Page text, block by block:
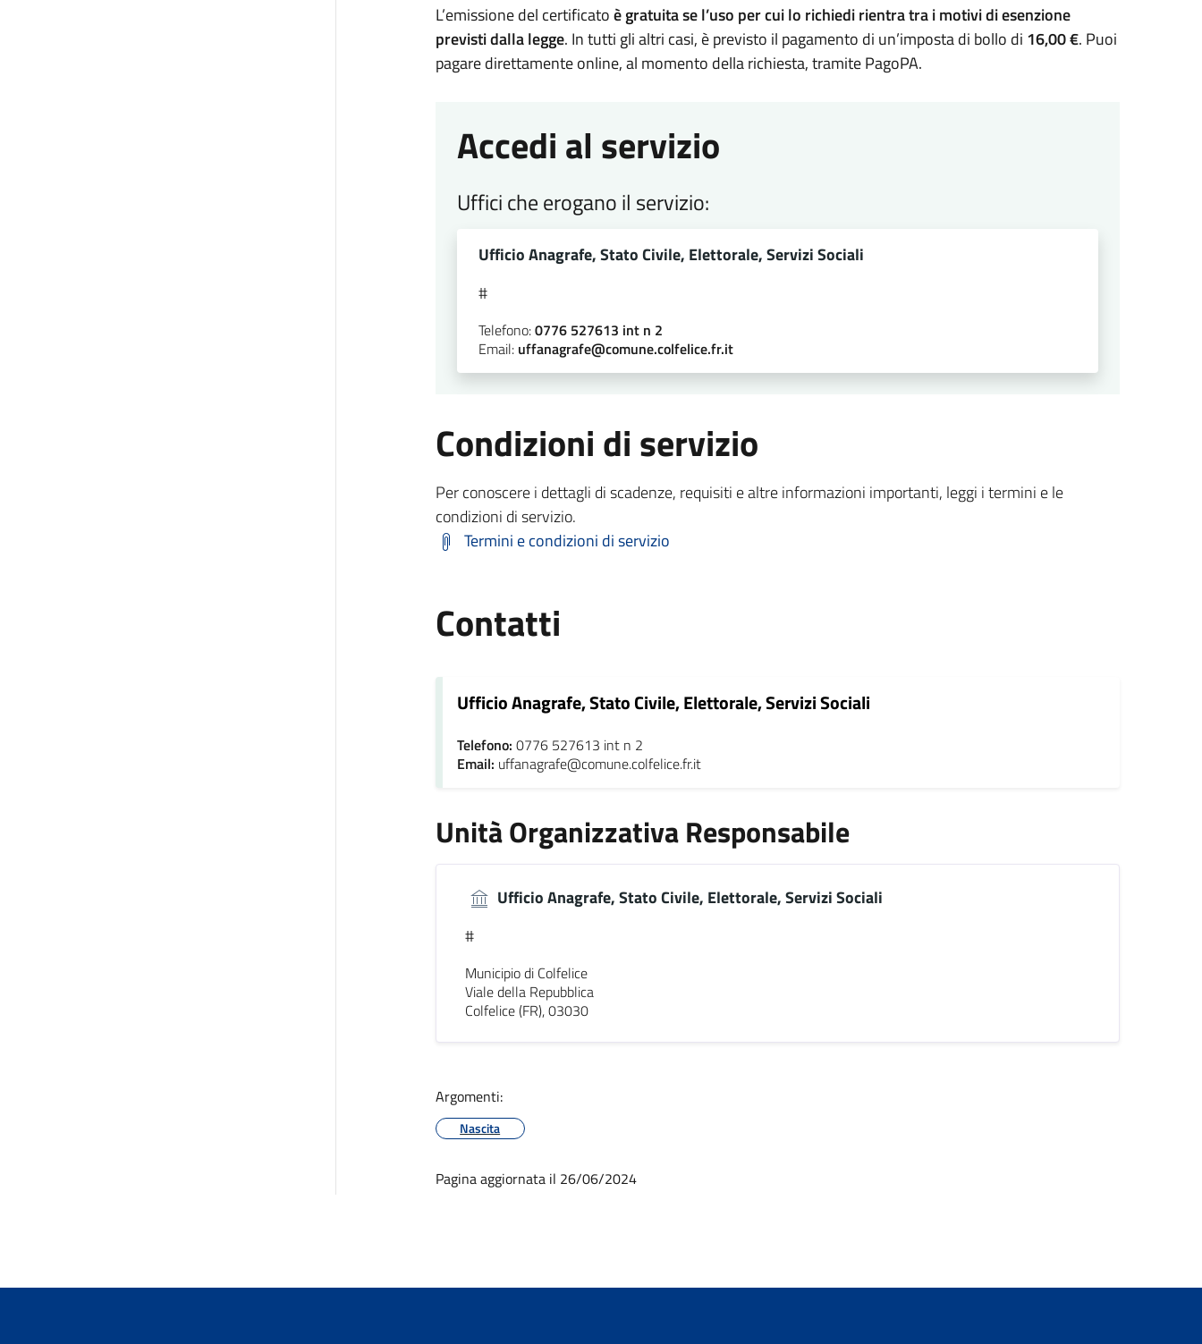
L’emissione del certificatoè gratuita se l’uso per cui lo richiedi rientra tra i motivi di esenzione
previsti dalla legge. In tutti gli altri casi, è previsto il pagamento di un’imposta di bollo di 16,00 €. Puoi
pagare direttamente online, al momento della richiesta, tramite PagoPA.
Accedi al servizio
Uffici che erogano il servizio:
Ufficio Anagrafe, Stato Civile, Elettorale, Servizi Sociali
#
Telefono:0776 527613 int n 2
Email: uffanagrafe@comune.colfelice.fr.it
Condizioni di servizio
Per conoscere i dettagli di scadenze, requisiti e altre informazioni importanti, leggi i termini e le
condizioni di servizio.
Termini e condizioni di servizio
Contatti
Ufficio Anagrafe, Stato Civile, Elettorale, Servizi Sociali
Telefono: 0776 527613 int n 2
Email: uffanagrafe@comune.colfelice.fr.it
Unità Organizzativa Responsabile
Ufficio Anagrafe, Stato Civile, Elettorale, Servizi Sociali
#
Municipio di Colfelice
Viale della Repubblica
Colfelice (FR), 03030
Argomenti:
Nascita
Pagina aggiornata il 26/06/2024